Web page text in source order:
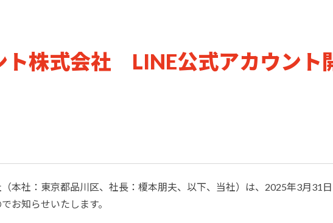
PERFECT Color Design 塗料・塗
塗料に関する用語を調べることができます ニッペマンとみん
販売店様向けサイト よくある
トップメッセージ 会社
ト株式会社 LINE公式アカウント
本社：東京都品川区、社長：榎本朋夫、以下、当社）は、2025年3月31
お知らせいたします。